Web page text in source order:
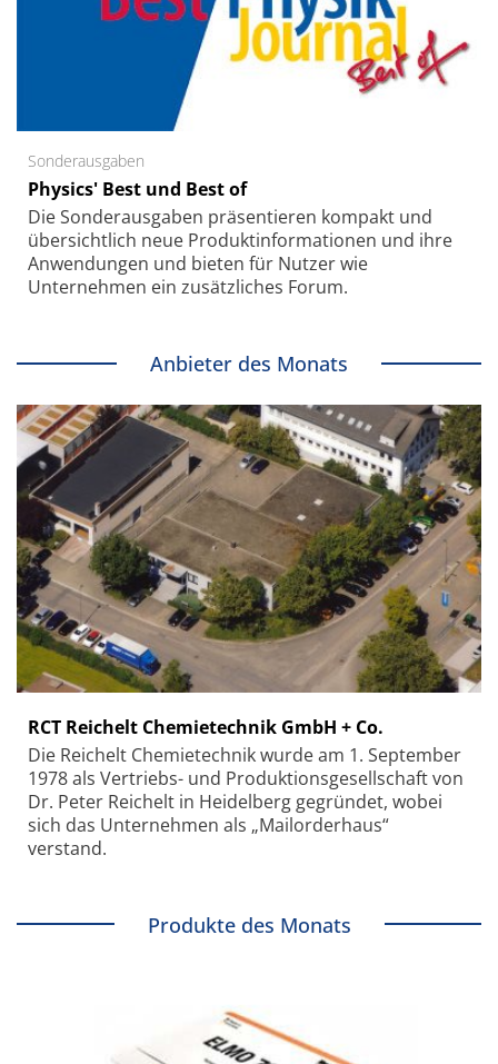
Sonderausgaben
Physics' Best und Best of
Die Sonder­ausgaben präsentieren kompakt und
übersichtlich neue Produkt­informationen und ihre
Anwendungen und bieten für Nutzer wie
Unternehmen ein zusätzliches Forum.
Anbieter des Monats
RCT Reichelt Chemietechnik GmbH + Co.
Die Reichelt Chemietechnik wurde am 1. September
1978 als Vertriebs- und Produktionsgesellschaft von
Dr. Peter Reichelt in Heidelberg gegründet, wobei
sich das Unternehmen als „Mailorderhaus“
verstand.
Produkte des Monats